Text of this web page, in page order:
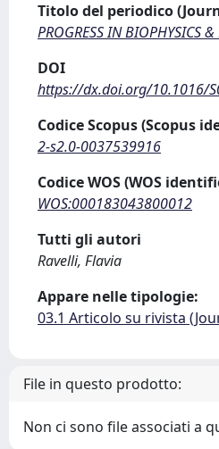
Titolo del periodico
PROGRESS IN BIOPHYSICS
DOI
https://dx.doi.org/10.1016/
Codice Scopus (Scopus
2-s2.0-0037539916
Codice WOS (WOS
WOS:000183043800012
Tutti gli autori
Ravelli, Flavia
Appare nelle tipologie:
03.1 Articolo su rivista
File in questo prodotto:
Non ci sono file associati a